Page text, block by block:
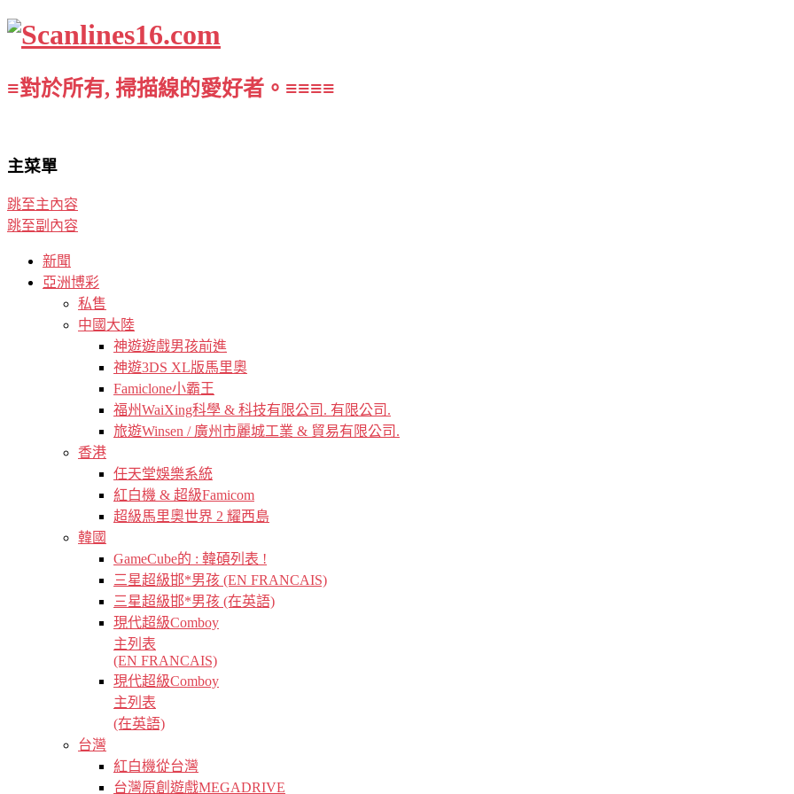
≡對於所有, 掃描線的愛好者。≡≡≡≡
主菜單
跳至主內容
跳至副內容
新聞
亞洲博彩
私售
中國大陸
神遊遊戲男孩前進
神遊3DS XL版馬里奧
Famiclone小霸王
福州WaiXing科學 & 科技有限公司. 有限公司.
旅遊Winsen / 廣州市麗城工業 & 貿易有限公司.
香港
任天堂娛樂系統
紅白機 & 超級Famicom
超級馬里奧世界 2 耀西島
韓國
GameCube的 : 韓碩列表 !
三星超級邯*男孩 (EN FRANCAIS)
三星超級邯*男孩 (在英語)
現代超級Comboy
主列表
(EN FRANCAIS)
現代超級Comboy
主列表
(在英語)
台灣
紅白機從台灣
台灣原創遊戲MEGADRIVE